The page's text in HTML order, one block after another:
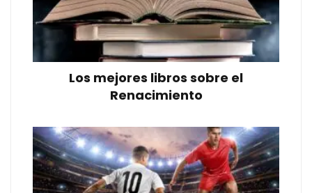
Los mejores libros sobre el
Renacimiento